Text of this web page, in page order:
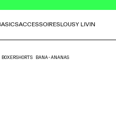
ACCESSOIRESLOUSY LIVIN
BANA-ANANAS